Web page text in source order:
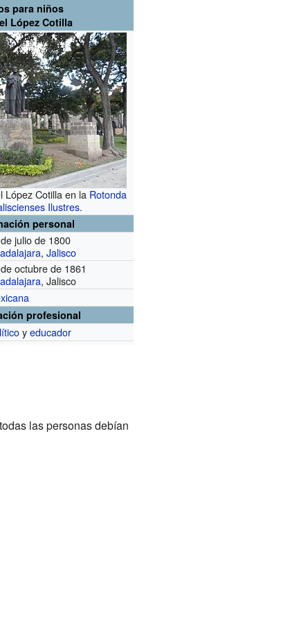
para niños
López Cotilla
López Cotilla en la Rotonda
Ilustres.
personal
julio de 1800
,Jalisco
octubre de 1861
, Jalisco
profesional
yeducador
las personas debían